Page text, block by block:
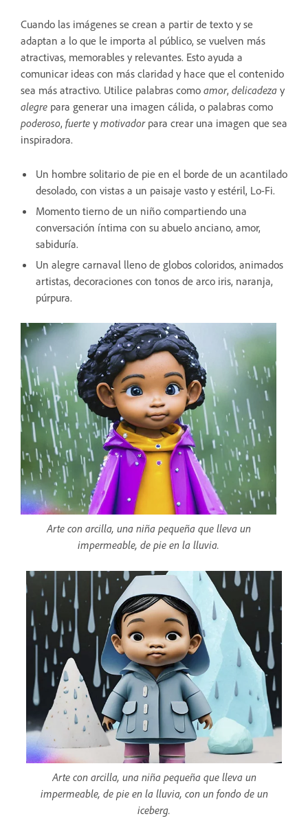
Cuando las imágenes se crean a partir de texto y se
adaptan a lo que le importa al público, se vuelven más
atractivas, memorables y relevantes. Esto ayuda a
comunicar ideas con más claridad y hace que el contenido
sea más atractivo. Utilice palabras como amor, delicadeza y
alegre para generar una imagen cálida, o palabras como
poderoso, fuerte y motivadorpara crear una imagen que sea
inspiradora.
Un hombre solitario de pie en el borde de un acantilado
desolado, con vistas a un paisaje vasto y estéril, Lo-Fi.
Momento tierno de un niño compartiendo una
conversación íntima con su abuelo anciano, amor,
sabiduría.
Un alegre carnaval lleno de globos coloridos, animados
artistas, decoraciones con tonos de arco iris, naranja,
púrpura.
Arte con arcilla, una niña pequeña que lleva un
impermeable, de pie en la lluvia.
Arte con arcilla, una niña pequeña que lleva un
impermeable, de pie en la lluvia, con un fondo de un
iceberg.